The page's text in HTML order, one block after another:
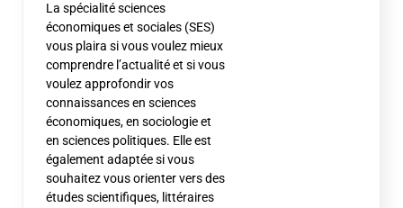
La spécialité sciences
économiques et sociales (SES)
vous plaira si vous voulez mieux
comprendre l’actualité et si vous
voulez approfondir vos
connaissances en sciences
économiques, en sociologie et
en sciences politiques. Elle est
également adaptée si vous
souhaitez vous orienter vers des
études scientifiques, littéraires